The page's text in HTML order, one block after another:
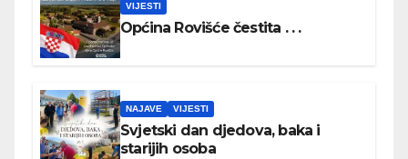
VIJESTI
Općina Rovišće čestita . . .
NAJAVE VIJESTI
Svjetski dan djedova, baka i
starijih osoba